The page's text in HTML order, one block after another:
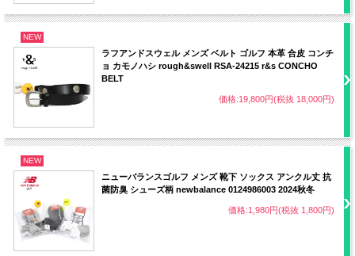
NEW
ラフアンドスウェル メンズ ベルト ゴルフ 本革 合皮 コンチ
ョ カモノハシ rough&swell RSA-24215 r&s CONCHO
BELT
価格:19,800円(税抜 18,000円)
NEW
ニューバランスゴルフ メンズ 靴下 ソックス アンクル丈 抗
菌防臭 シューズ柄 newbalance 0124986003 2024秋冬
価格:1,980円(税抜 1,800円)